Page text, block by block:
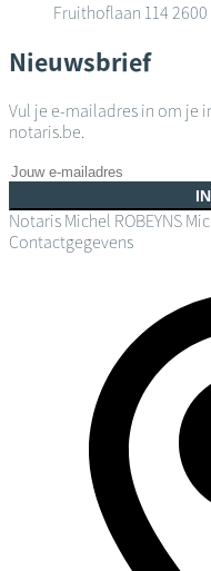
Fruithoflaan 114
Nieuwsbrief
Vul je e-mailadres in om je
notaris.be.
Notaris Michel ROBEYNS
Contactgegevens